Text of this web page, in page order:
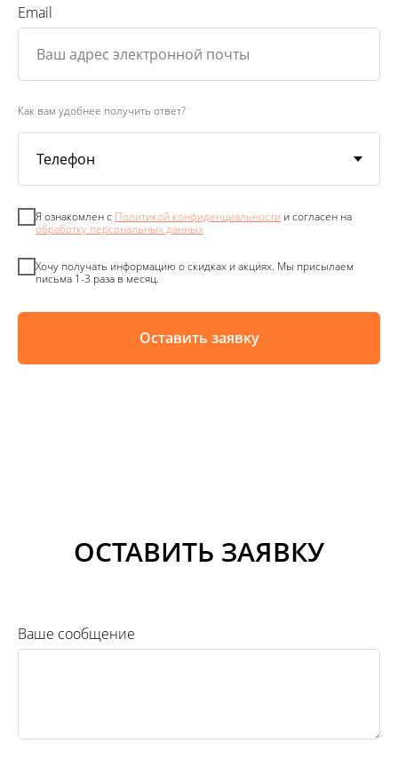
Email
Как вам удобнее получить ответ?
Я ознакомлен с Политикой конфиденциальности и согласен на
обработку персональных данных
Хочу получать информацию о скидках и акциях. Мы присылаем
письма 1-3 раза в месяц.
Оставить заявку
ОСТАВИТЬ ЗАЯВКУ
Ваше сообщение